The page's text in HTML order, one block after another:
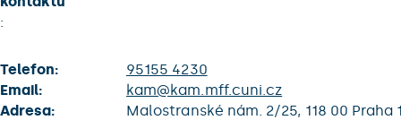
:
Telefon:
95155 4230
Email:
kam@kam.mff.cuni.cz
Adresa:
Malostranské nám. 2/25, 118 00 Praha